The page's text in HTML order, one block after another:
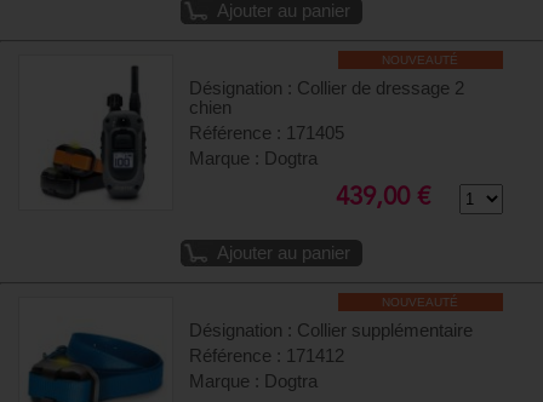
Ajouter au panier
NOUVEAUTÉ
Désignation : Collier de dressage 2
chien
Référence : 171405
Marque : Dogtra
439,00 €
Ajouter au panier
NOUVEAUTÉ
Désignation : Collier supplémentaire
Référence : 171412
Marque : Dogtra